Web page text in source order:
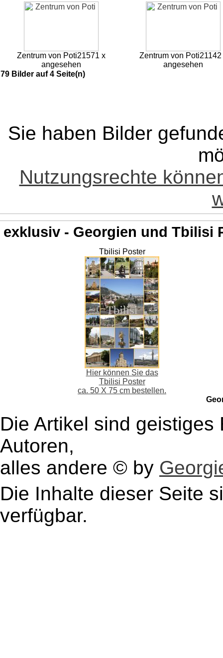
Zentrum von Poti21571 x
angesehen
Zentrum von Poti21142
angesehen
79 Bilder auf 4 Seite(n)
Sie haben Bilder
Nutzungsrechte
exklusiv - Georgien und Tbilisi
Tbilisi Poster
Hier können Sie das
Tbilisi Poster
ca. 50 X 75 cm bestellen.
Die Artikel sind
Autoren,
alles andere © by
Die Inhalte dieser Seite
verfügbar.